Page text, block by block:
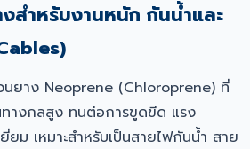
สำหรับงานหนัก กันน้ำและ
นยาง Neoprene (Chloroprene) ที่
ทางกลสูง ทนต่อการขูดขีด แรง
ยม เหมาะสำหรับเป็นสายไฟกันน้ำ สาย